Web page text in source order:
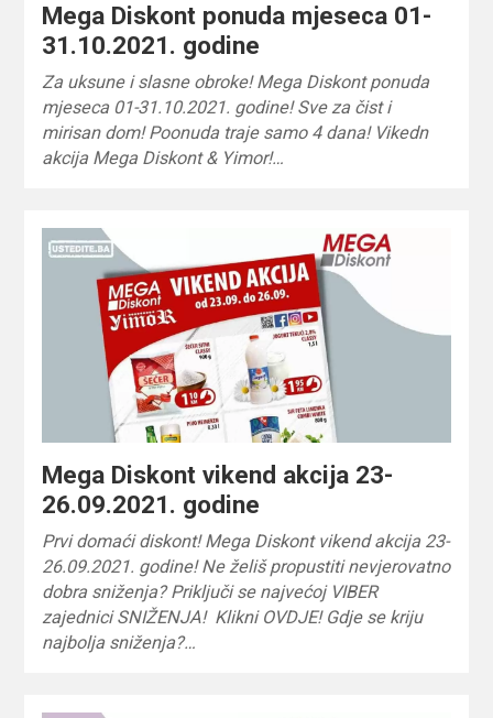
Mega Diskont ponuda mjeseca 01-
31.10.2021. godine
Za uksune i slasne obroke! Mega Diskont ponuda
mjeseca 01-31.10.2021. godine! Sve za čist i
mirisan dom! Poonuda traje samo 4 dana! Vikedn
akcija Mega Diskont & Yimor!…
Mega Diskont vikend akcija 23-
26.09.2021. godine
Prvi domaći diskont! Mega Diskont vikend akcija 23-
26.09.2021. godine! Ne želiš propustiti nevjerovatno
dobra sniženja? Priključi se najvećoj VIBER
zajednici SNIŽENJA! Klikni OVDJE! Gdje se kriju
najbolja sniženja?…